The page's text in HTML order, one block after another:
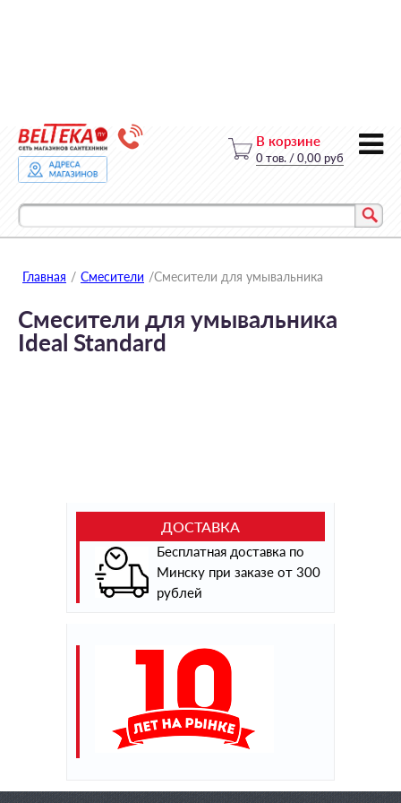
В корзине
Главная / Смесители /Смесители для умывальника
Смесители для умывальника
Ideal Standard
ДОСТАВКА
Бесплатная доставка по
Минску при заказе от 300
рублей